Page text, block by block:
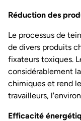
Réduction des
Le processus de
de divers produits
fixateurs toxiques.
considérablement
chimiques et rend
travailleurs,
Efficacité